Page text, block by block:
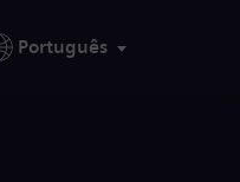
Português